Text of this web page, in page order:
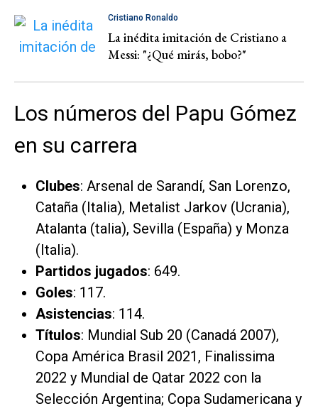
Cristiano Ronaldo
La inédita imitación de Cristiano a
Messi: "¿Qué mirás, bobo?"
Los números del Papu Gómez
en su carrera
Clubes: Arsenal de Sarandí, San Lorenzo,
Cataña (Italia), Metalist Jarkov (Ucrania),
Atalanta (talia), Sevilla (España) y Monza
(Italia).
Partidos jugados: 649.
Goles: 117.
Asistencias: 114.
Títulos: Mundial Sub 20 (Canadá 2007),
Copa América Brasil 2021, Finalissima
2022 y Mundial de Qatar 2022 con la
Selección Argentina; Copa Sudamericana y